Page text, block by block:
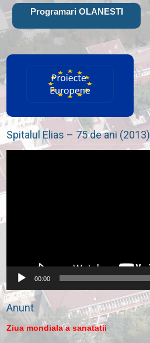
Programari OLANESTI
Spitalul Elias – 75 de ani (2013)
Player
00:00
Anunt
Ziua mondiala a sanatatii